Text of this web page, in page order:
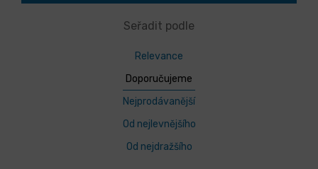
Seřadit podle
Relevance
Doporučujeme
Nejprodávanější
Od nejlevnějšího
Od nejdražšího